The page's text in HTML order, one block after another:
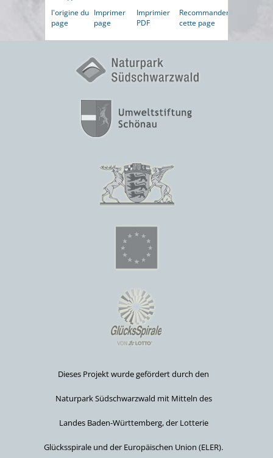
l'origine du
page
Imprimer
page
Imprimier
PDF
Recommander
cette page
Dieses Projekt wurde gefördert durch den
Naturpark Südschwarzwald mit Mitteln des
Landes Baden-Württemberg, der Lotterie
Glücksspirale und der Europäischen Union (ELER).